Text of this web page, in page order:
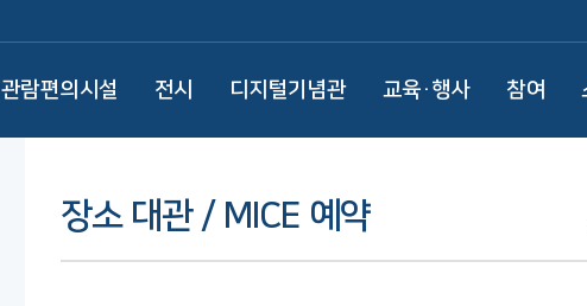
관람편의시설 전시 디지털기념관 교육·행사 참여
장소 대관 / MICE 예약